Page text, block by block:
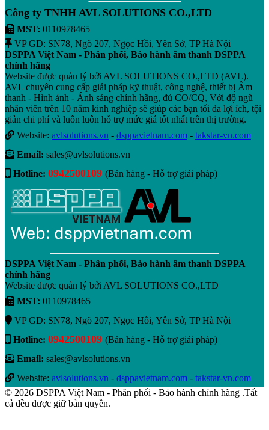
Công ty TNHH AVL SOLUTIONS CO.,LTD
MST: 0110978465
VP GD: SN78, Ngõ 207, Ngọc Hồi, Yên Sở, TP Hà Nội
DSPPA Việt Nam - Phân phối, Bảo hành âm thanh DSPPA
chính hãng
Website được quản lý bởi AVL SOLUTIONS CO.,LTD (AVL).
AVL chuyên cung cấp giải pháp kỹ thuật, công nghệ, thiết bị Âm
thanh - Hình ảnh - Ánh sáng chính hãng, đủ CO/CQ, Với độ ngũ
nhân viên trên 10 năm kinh nghiệp sẽ giúp các bạn tối đa lợi ích, tội
giản chi phí và luôn luôn hỗ trợ mức giá tốt nhất trên thị trường.
Website: avlsolutions.vn - dsppavietnam.com - takstar-vn.com
Email: sales@avlsolutions.vn
Hotline: 0942500109 (Bán hàng - Hỗ trợ giải pháp)
DSPPA Việt Nam - Phân phối, Bảo hành âm thanh DSPPA
chính hãng
Website được quản lý bởi AVL SOLUTIONS CO.,LTD
MST: 0110978465
VP GD: SN78, Ngõ 207, Ngọc Hồi, Yên Sở, TP Hà Nội
Hotline: 0942500109 (Bán hàng - Hỗ trợ giải pháp)
Email: sales@avlsolutions.vn
Website: avlsolutions.vn - dsppavietnam.com - takstar-vn.com
© 2026 DSPPA Việt Nam - Phân phối - Bảo hành chính hãng .Tất
cả đều được giữ bản quyền.